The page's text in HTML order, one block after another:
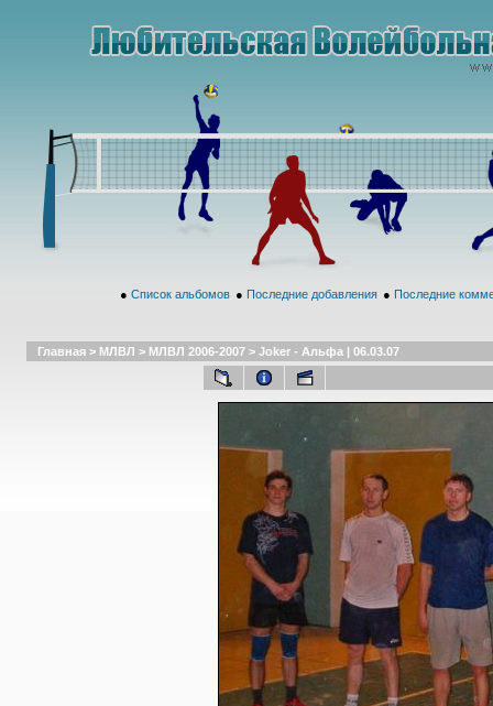
● Список альбомов ● Последние добавления ● Последние
Главная > МЛВЛ > МЛВЛ 2006-2007 > Joker - Альфа | 06.03.07